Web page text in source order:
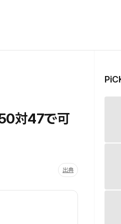
対47で可
出典